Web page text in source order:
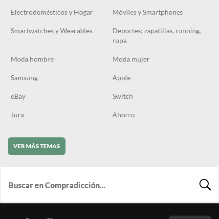
Electrodomésticos y Hogar Móviles y Smartphones
Smartwatches y Wearables
Deportes: zapatillas, running,
ropa
Moda hombre Moda mujer
Samsung Apple
eBay Switch
Jura Ahorro
VER MÁS TEMAS